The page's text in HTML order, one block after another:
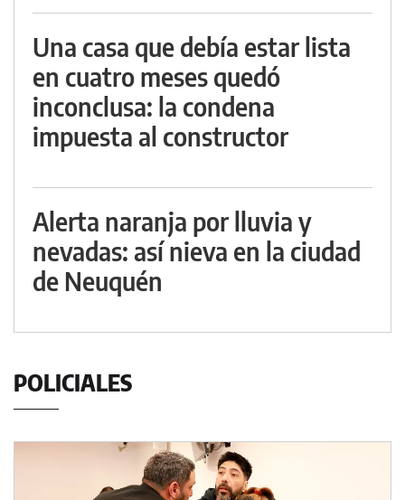
Una casa que debía estar lista
en cuatro meses quedó
inconclusa: la condena
impuesta al constructor
Alerta naranja por lluvia y
nevadas: así nieva en la ciudad
de Neuquén
POLICIALES